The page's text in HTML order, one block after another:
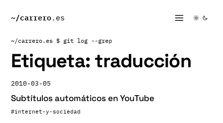
~/carrero.es
~/carrero.es $ git log --grep
Etiqueta: traducción
2010-03-05
Subtítulos automáticos en YouTube
#internet-y-sociedad